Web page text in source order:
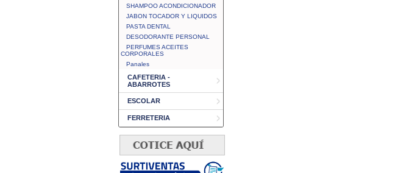
SHAMPOO ACONDICIONADOR
JABON TOCADOR Y LIQUIDOS
PASTA DENTAL
DESODORANTE PERSONAL
PERFUMES ACEITES
CORPORALES
Panales
CAFETERIA -
ABARROTES
ESCOLAR
FERRETERIA